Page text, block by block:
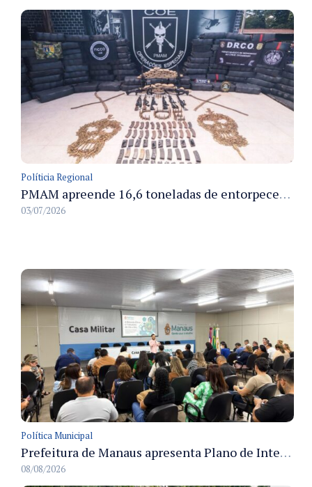
Políticia Regional
PMAM apreende 16,6 toneladas de entorpecentes e registra aumento nas prisões em flagrante e nas capturas de foragidos no primeiro semestre de 2026
03/07/2026
Política Municipal
Prefeitura de Manaus apresenta Plano de Integridade da CGM e qualifica servidores para governança e conformidade no biênio 2027-2028
08/08/2026